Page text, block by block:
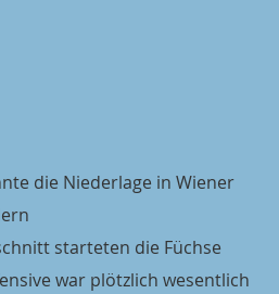
die Niederlage in Wiener
starteten die Füchse
war plötzlich wesentlich